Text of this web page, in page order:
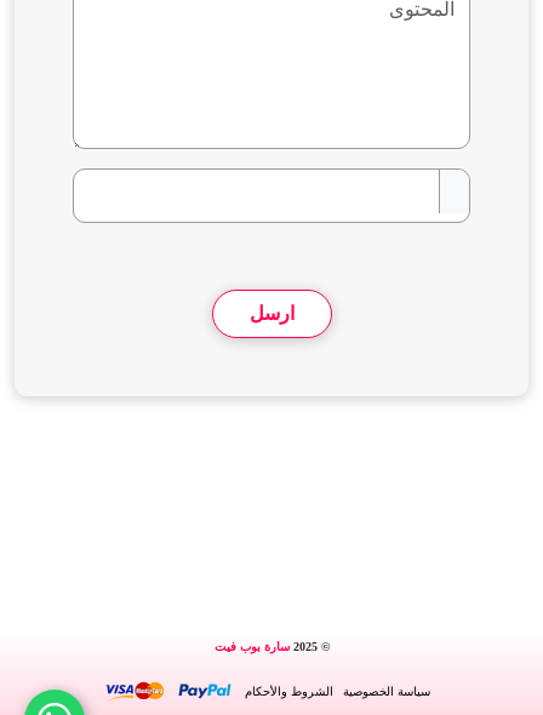
ارسل
© 2025 سارة بوب فيت
سياسة الخصوصية الشروط والأحكام